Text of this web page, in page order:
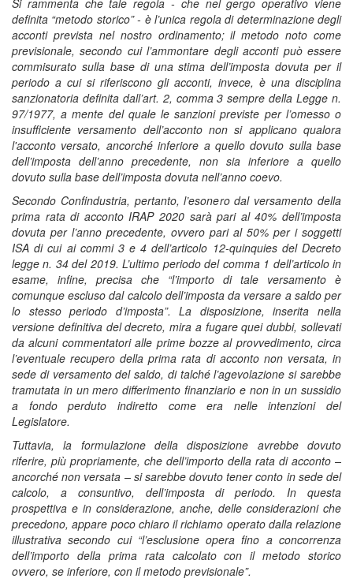
Si rammenta che tale regola - che nel gergo operativo viene
definita “metodo storico” - è l’unica regola di determinazione degli
acconti prevista nel nostro ordinamento; il metodo noto come
previsionale, secondo cui l’ammontare degli acconti può essere
commisurato sulla base di una stima dell’imposta dovuta per il
periodo a cui si riferiscono gli acconti, invece, è una disciplina
sanzionatoria definita dall’art. 2, comma 3 sempre della Legge n.
97/1977, a mente del quale le sanzioni previste per l’omesso o
insufficiente versamento dell’acconto non si applicano qualora
l'acconto versato, ancorché inferiore a quello dovuto sulla base
dell’imposta dell’anno precedente, non sia inferiore a quello
dovuto sulla base dell’imposta dovuta nell’anno coevo.
Secondo Confindustria, pertanto, l’esonero dal versamento della
prima rata di acconto IRAP 2020 sarà pari al 40% dell’imposta
dovuta per l’anno precedente, ovvero pari al 50% per i soggetti
ISA di cui ai commi 3 e 4 dell’articolo 12-quinquies del Decreto
legge n. 34 del 2019. L’ultimo periodo del comma 1 dell’articolo in
esame, infine, precisa che “l’importo di tale versamento è
comunque escluso dal calcolo dell’imposta da versare a saldo per
lo stesso periodo d’imposta”. La disposizione, inserita nella
versione definitiva del decreto, mira a fugare quei dubbi, sollevati
da alcuni commentatori alle prime bozze al provvedimento, circa
l’eventuale recupero della prima rata di acconto non versata, in
sede di versamento del saldo, di talché l’agevolazione si sarebbe
tramutata in un mero differimento finanziario e non in un sussidio
a fondo perduto indiretto come era nelle intenzioni del
Legislatore.
Tuttavia, la formulazione della disposizione avrebbe dovuto
riferire, più propriamente, che dell’importo della rata di acconto –
ancorché non versata – si sarebbe dovuto tener conto in sede del
calcolo, a consuntivo, dell’imposta di periodo. In questa
prospettiva e in considerazione, anche, delle considerazioni che
precedono, appare poco chiaro il richiamo operato dalla relazione
illustrativa secondo cui “l’esclusione opera fino a concorrenza
dell’importo della prima rata calcolato con il metodo storico
ovvero, se inferiore, con il metodo previsionale”.